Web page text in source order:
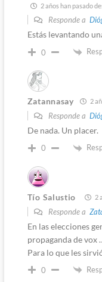
2 años han pasado
Responde a
Estás levantando
0
Zatannasay 2
Responde a
De nada. Un placer.
0
Tío Salustio 2
Responde a
En las elecciones
propaganda de vox
Para lo que les
0